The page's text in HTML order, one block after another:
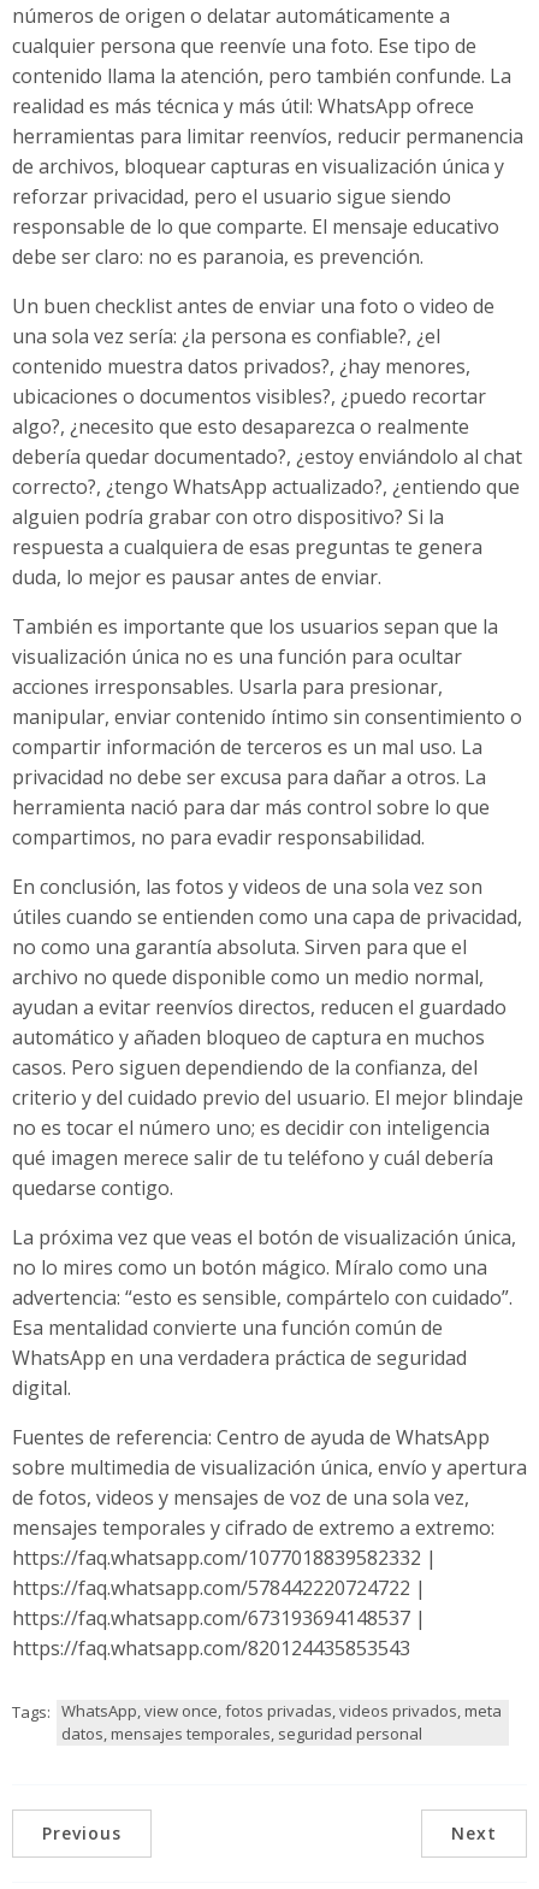
números de origen o delatar automáticamente a
cualquier persona que reenvíe una foto. Ese tipo de
contenido llama la atención, pero también confunde. La
realidad es más técnica y más útil: WhatsApp ofrece
herramientas para limitar reenvíos, reducir permanencia
de archivos, bloquear capturas en visualización única y
reforzar privacidad, pero el usuario sigue siendo
responsable de lo que comparte. El mensaje educativo
debe ser claro: no es paranoia, es prevención.
Un buen checklist antes de enviar una foto o video de
una sola vez sería: ¿la persona es confiable?, ¿el
contenido muestra datos privados?, ¿hay menores,
ubicaciones o documentos visibles?, ¿puedo recortar
algo?, ¿necesito que esto desaparezca o realmente
debería quedar documentado?, ¿estoy enviándolo al chat
correcto?, ¿tengo WhatsApp actualizado?, ¿entiendo que
alguien podría grabar con otro dispositivo? Si la
respuesta a cualquiera de esas preguntas te genera
duda, lo mejor es pausar antes de enviar.
También es importante que los usuarios sepan que la
visualización única no es una función para ocultar
acciones irresponsables. Usarla para presionar,
manipular, enviar contenido íntimo sin consentimiento o
compartir información de terceros es un mal uso. La
privacidad no debe ser excusa para dañar a otros. La
herramienta nació para dar más control sobre lo que
compartimos, no para evadir responsabilidad.
En conclusión, las fotos y videos de una sola vez son
útiles cuando se entienden como una capa de privacidad,
no como una garantía absoluta. Sirven para que el
archivo no quede disponible como un medio normal,
ayudan a evitar reenvíos directos, reducen el guardado
automático y añaden bloqueo de captura en muchos
casos. Pero siguen dependiendo de la confianza, del
criterio y del cuidado previo del usuario. El mejor blindaje
no es tocar el número uno; es decidir con inteligencia
qué imagen merece salir de tu teléfono y cuál debería
quedarse contigo.
La próxima vez que veas el botón de visualización única,
no lo mires como un botón mágico. Míralo como una
advertencia: “esto es sensible, compártelo con cuidado”.
Esa mentalidad convierte una función común de
WhatsApp en una verdadera práctica de seguridad
digital.
Fuentes de referencia: Centro de ayuda de WhatsApp
sobre multimedia de visualización única, envío y apertura
de fotos, videos y mensajes de voz de una sola vez,
mensajes temporales y cifrado de extremo a extremo:
https://faq.whatsapp.com/1077018839582332 |
https://faq.whatsapp.com/578442220724722 |
https://faq.whatsapp.com/673193694148537 |
https://faq.whatsapp.com/820124435853543
Tags: WhatsApp, view once, fotos privadas, videos privados, meta
datos, mensajes temporales, seguridad personal
Previous Next